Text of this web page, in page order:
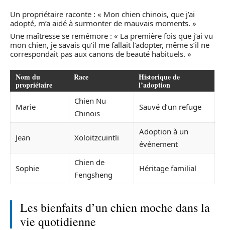
Un propriétaire raconte : « Mon chien chinois, que j’ai
adopté, m’a aidé à surmonter de mauvais moments. »
Une maîtresse se remémore : « La première fois que j’ai vu
mon chien, je savais qu’il me fallait l’adopter, même s’il ne
correspondait pas aux canons de beauté habituels. »
Nom du
propriétaire
Race Historique de
l’adoption
Marie
Chien Nu
Chinois
Sauvé d’un refuge
Jean Xoloitzcuintli
Adoption à un
événement
Sophie
Chien de
Fengsheng
Héritage familial
Les bienfaits d’un chien moche dans la
vie quotidienne